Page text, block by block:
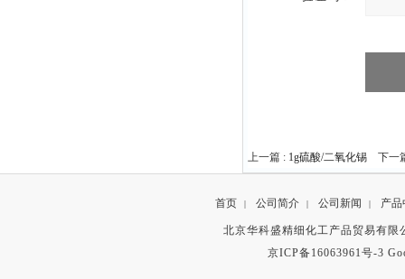
上一篇 : 1g硫酸/二氧化锡 下一
首页 | 公司简介 | 公司新闻 | 产品
北京华科盛精细化工产品贸易有
京ICP备16063961号-3